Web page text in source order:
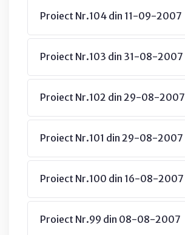
Proiect Nr.104 din 11-09-2007
Proiect Nr.103 din 31-08-2007
Proiect Nr.102 din 29-08-2007
Proiect Nr.101 din 29-08-2007
Proiect Nr.100 din 16-08-2007
Proiect Nr.99 din 08-08-2007